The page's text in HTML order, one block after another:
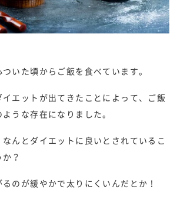
いた頃からご飯を食べています。
エットが出てきたことによって、ご飯
うな存在になりました。
んとダイエットに良いとされているこ
？
のが緩やかで太りにくいんだとか！